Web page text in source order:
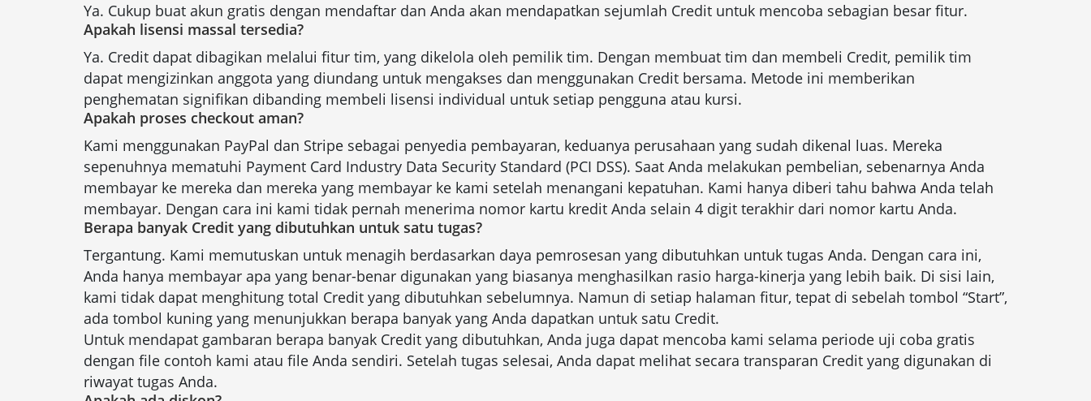
Ya. Cukup buat akun gratis dengan mendaftar dan Anda akan mendapatkan sejumlah Credit untuk mencoba sebagian besar fitur.
Apakah lisensi massal tersedia?
Ya. Credit dapat dibagikan melalui fitur tim, yang dikelola oleh pemilik tim. Dengan membuat tim dan membeli Credit, pemilik tim
dapat mengizinkan anggota yang diundang untuk mengakses dan menggunakan Credit bersama. Metode ini memberikan
penghematan signifikan dibanding membeli lisensi individual untuk setiap pengguna atau kursi.
Apakah proses checkout aman?
Kami menggunakan PayPal dan Stripe sebagai penyedia pembayaran, keduanya perusahaan yang sudah dikenal luas. Mereka
sepenuhnya mematuhi Payment Card Industry Data Security Standard (PCI DSS). Saat Anda melakukan pembelian, sebenarnya Anda
membayar ke mereka dan mereka yang membayar ke kami setelah menangani kepatuhan. Kami hanya diberi tahu bahwa Anda telah
membayar. Dengan cara ini kami tidak pernah menerima nomor kartu kredit Anda selain 4 digit terakhir dari nomor kartu Anda.
Berapa banyak Credit yang dibutuhkan untuk satu tugas?
Tergantung. Kami memutuskan untuk menagih berdasarkan daya pemrosesan yang dibutuhkan untuk tugas Anda. Dengan cara ini,
Anda hanya membayar apa yang benar-benar digunakan yang biasanya menghasilkan rasio harga-kinerja yang lebih baik. Di sisi lain,
kami tidak dapat menghitung total Credit yang dibutuhkan sebelumnya. Namun di setiap halaman fitur, tepat di sebelah tombol “Start”,
ada tombol kuning yang menunjukkan berapa banyak yang Anda dapatkan untuk satu Credit.
Untuk mendapat gambaran berapa banyak Credit yang dibutuhkan, Anda juga dapat mencoba kami selama periode uji coba gratis
dengan file contoh kami atau file Anda sendiri. Setelah tugas selesai, Anda dapat melihat secara transparan Credit yang digunakan di
riwayat tugas Anda.